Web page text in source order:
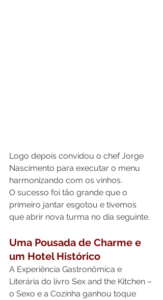
Logo depois convidou o chef Jorge
Nascimento para executar o menu
harmonizando com os vinhos.
O sucesso foi tão grande que o
primeiro jantar esgotou e tivemos
que abrir nova turma no dia seguinte.
Uma Pousada de Charme e
um Hotel Histórico
A Experiência Gastronômica e
Literária do livro Sex and the Kitchen –
o Sexo e a Cozinha ganhou toque